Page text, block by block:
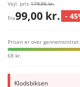
Vejl. pris 179,95 kr.
Fra99,00 kr. -
Prisen er over gennemsnittet
68 kr.
Klodsbiksen